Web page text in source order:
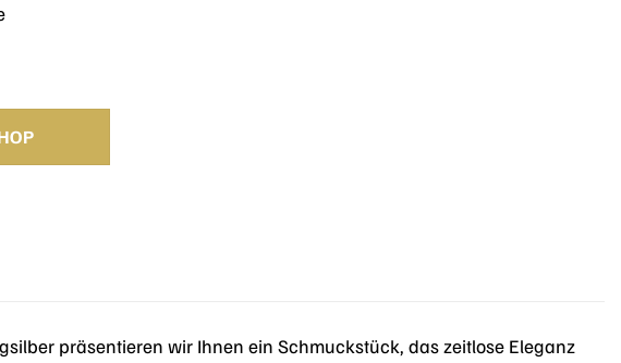
präsentieren wir Ihnen ein Schmuckstück, das zeitlose Eleganz